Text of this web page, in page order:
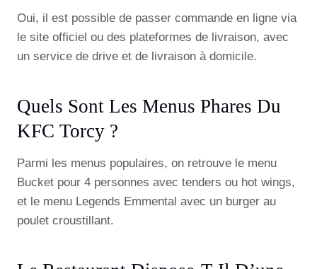
Oui, il est possible de passer commande en ligne via
le site officiel ou des plateformes de livraison, avec
un service de drive et de livraison à domicile.
Quels Sont Les Menus Phares Du
KFC Torcy ?
Parmi les menus populaires, on retrouve le menu
Bucket pour 4 personnes avec tenders ou hot wings,
et le menu Legends Emmental avec un burger au
poulet croustillant.